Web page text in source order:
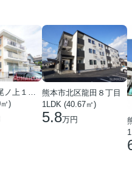
熊本市東区尾ノ上１丁目
)
熊本市北区龍田８丁目
1LDK (40.67㎡)
5.8万円